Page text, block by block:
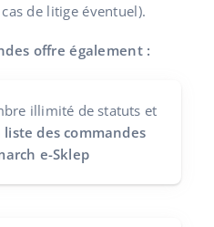
de litige éventuel).
offre également :
illimité de statuts et
des commandes
e-Sklep